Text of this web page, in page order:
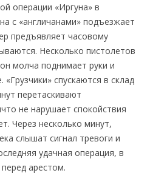
операции «Иргуна» в
с «англичанами» подъезжает
предъявляет часовому
Несколько пистолетов
молча поднимает руки и
спускаются в склад
перетаскивают
не нарушает спокойствия
Через несколько минут,
слышат сигнал тревоги и
удачная операция, в
арестом.